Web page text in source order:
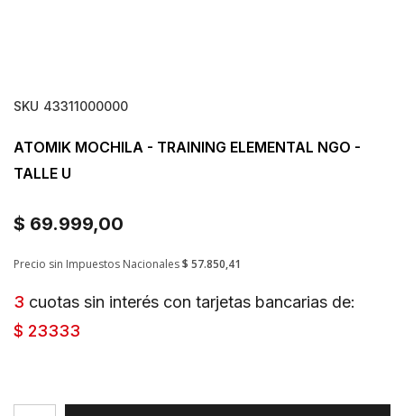
SKU 43311000000
ATOMIK MOCHILA - TRAINING ELEMENTAL NGO -
TALLE U
$ 69.999,00
Precio sin Impuestos Nacionales$ 57.850,41
3 cuotas sin interés con tarjetas bancarias de:
$ 23333